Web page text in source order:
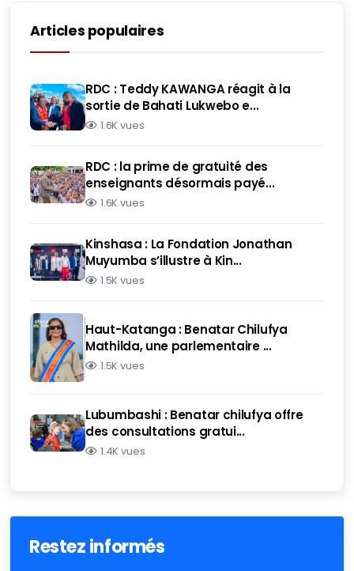
Articles populaires
RDC : Teddy KAWANGA réagit à la
sortie de Bahati Lukwebo e...
1.6K vues
RDC : la prime de gratuité des
enseignants désormais payé...
1.6K vues
Kinshasa : La Fondation Jonathan
Muyumba s’illustre à Kin...
1.5K vues
Haut-Katanga : Benatar Chilufya
Mathilda, une parlementaire ...
1.5K vues
Lubumbashi : Benatar chilufya offre
des consultations gratui...
1.4K vues
Restez informés